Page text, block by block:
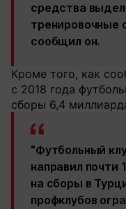
средства
тренировочные
сообщил он.
Кроме того, как
с 2018 года
сборы 6,4
"Футбольный
направил почти
на сборы в
профклубов